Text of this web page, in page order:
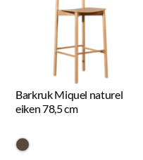
Barkruk Miquel naturel
eiken 78,5 cm
#594840